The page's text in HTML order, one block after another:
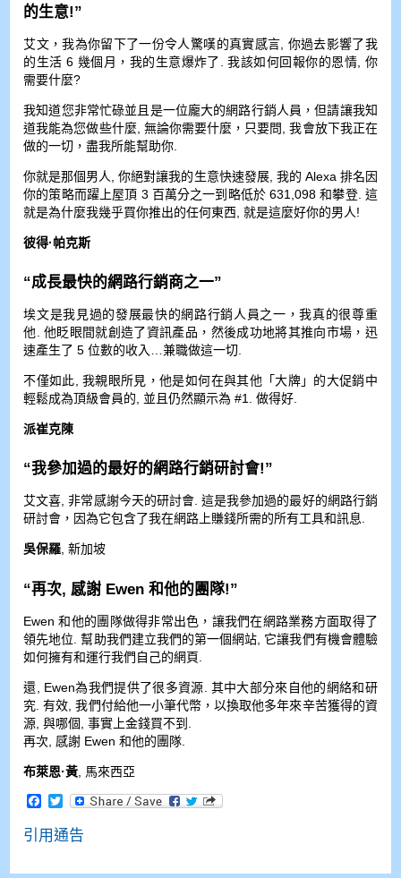
的生意!”
艾文，我為你留下了一份令人驚嘆的真實感言, 你過去影響了我
的生活 6 幾個月，我的生意爆炸了. 我該如何回報你的恩情, 你
需要什麼?
我知道您非常忙碌並且是一位龐大的網路行銷人員，但請讓我知
道我能為您做些什麼, 無論你需要什麼，只要問, 我會放下我正在
做的一切，盡我所能幫助你.
你就是那個男人, 你絕對讓我的生意快速發展, 我的 Alexa 排名因
你的策略而躍上屋頂 3 百萬分之一到略低於 631,098 和攀登. 這
就是為什麼我幾乎買你推出的任何東西, 就是這麼好你的男人!
彼得·帕克斯
“成長最快的網路行銷商之一”
埃文是我見過的發展最快的網路行銷人員之一，我真的很尊重
他. 他眨眼間就創造了資訊產品，然後成功地將其推向市場，迅
速產生了 5 位數的收入…兼職做這一切.
不僅如此, 我親眼所見，他是如何在與其他「大牌」的大促銷中
輕鬆成為頂級會員的, 並且仍然顯示為 #1. 做得好.
派崔克陳
“我參加過的最好的網路行銷研討會!”
艾文喜, 非常感謝今天的研討會. 這是我參加過的最好的網路行銷
研討會，因為它包含了我在網路上賺錢所需的所有工具和訊息.
吳保羅, 新加坡
“再次, 感謝 Ewen 和他的團隊!”
Ewen 和他的團隊做得非常出色，讓我們在網路業務方面取得了
領先地位. 幫助我們建立我們的第一個網站, 它讓我們有機會體驗
如何擁有和運行我們自己的網頁.
還, Ewen為我們提供了很多資源. 其中大部分來自他的網絡和研
究. 有效, 我們付給他一小筆代幣，以換取他多年來辛苦獲得的資
源, 與哪個, 事實上金錢買不到.
再次, 感謝 Ewen 和他的團隊.
布萊恩·黃 , 馬來西亞
Facebook
Twitter
引用通告